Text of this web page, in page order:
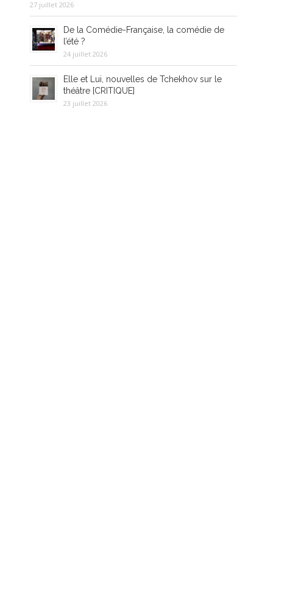
27 juillet 2026
De la Comédie-Française, la comédie de
l’été ?
24 juillet 2026
Elle et Lui, nouvelles de Tchekhov sur le
théâtre [CRITIQUE]
23 juillet 2026